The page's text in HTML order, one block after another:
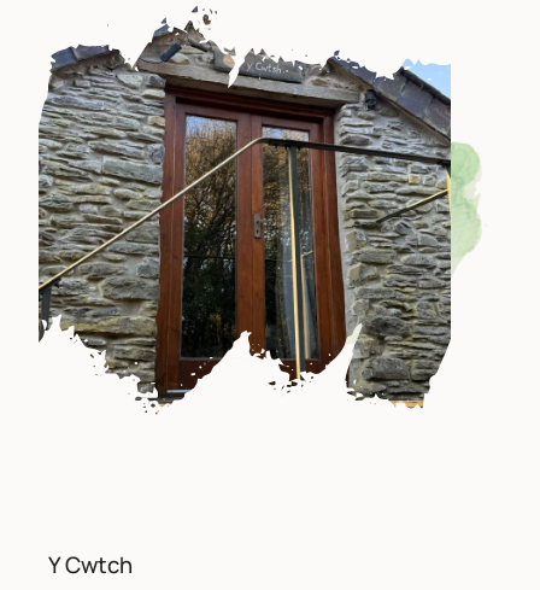
Y Cwtch